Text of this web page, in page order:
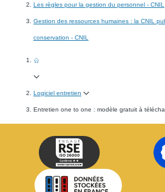
Les règles pour la gestion du personnel - CNIL
Gestion des ressources humaines : la CNIL
conservation - CNIL
Logiciel entretien
Entretien one to one : modèle gratuit à